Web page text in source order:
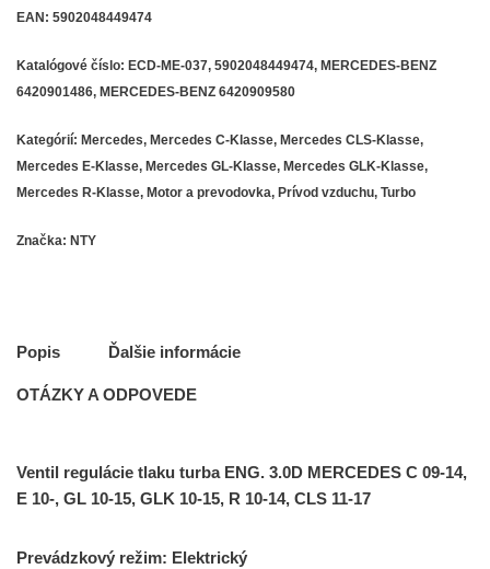
EAN: 5902048449474
Katalógové číslo: ECD-ME-037, 5902048449474, MERCEDES-BENZ
6420901486, MERCEDES-BENZ 6420909580
Kategórií: Mercedes, Mercedes C-Klasse, Mercedes CLS-Klasse,
Mercedes E-Klasse, Mercedes GL-Klasse, Mercedes GLK-Klasse,
Mercedes R-Klasse, Motor a prevodovka, Prívod vzduchu, Turbo
Značka: NTY
Popis Ďalšie informácie
OTÁZKY A ODPOVEDE
Ventil regulácie tlaku turba ENG. 3.0D MERCEDES C 09-14,
E 10-, GL 10-15, GLK 10-15, R 10-14, CLS 11-17
Prevádzkový režim: Elektrický